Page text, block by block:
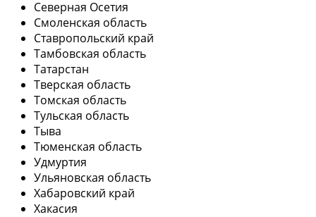
Северная Осетия
Смоленская область
Ставропольский край
Тамбовская область
Татарстан
Тверская область
Томская область
Тульская область
Тыва
Тюменская область
Удмуртия
Ульяновская область
Хабаровский край
Хакасия